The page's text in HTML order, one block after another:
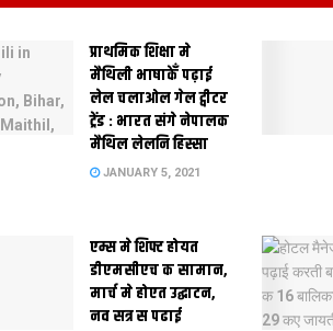
प्राथमिक शि‍क्षा मे
मैथि‍ली भाषाकेँ पढ़ाई
लेल चलाओल गेल ट्वीटर
ट्रेंड : भारत संगे नेपालक
मैथिल लेलनि हिस्सा
JANUARY 5, 2021
एम्स मे शिफ्ट होयत
डीएमसीएच क सामान,
मार्च मे होएत उद्घाटन,
नव सत्र स पढाई